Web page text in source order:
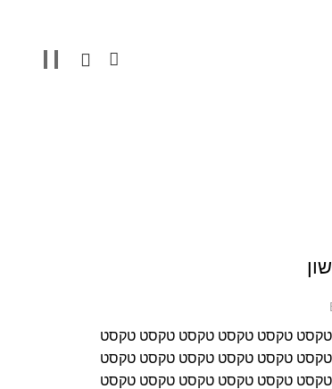
טקסט טקסט טקסט טקסט טקסט
טקסט טקסט טקסט טקסט טקסט
טקסט טקסט טקסט טקסט טקסט